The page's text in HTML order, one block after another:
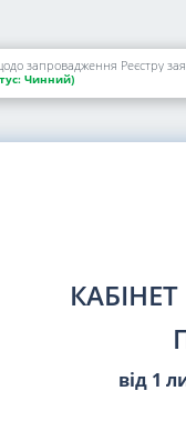
запровадження Реєстру
Чинний)
від 1